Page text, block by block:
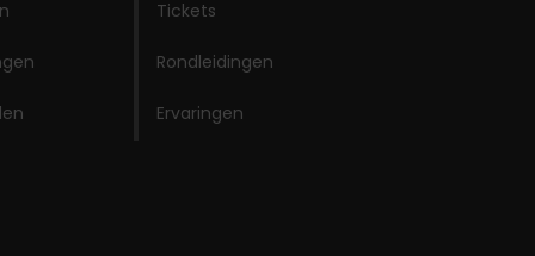
Tickets
Rondleidingen
Ervaringen